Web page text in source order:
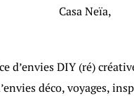
Casa Neïa,
d’envies DIY (ré)
déco, voyages,